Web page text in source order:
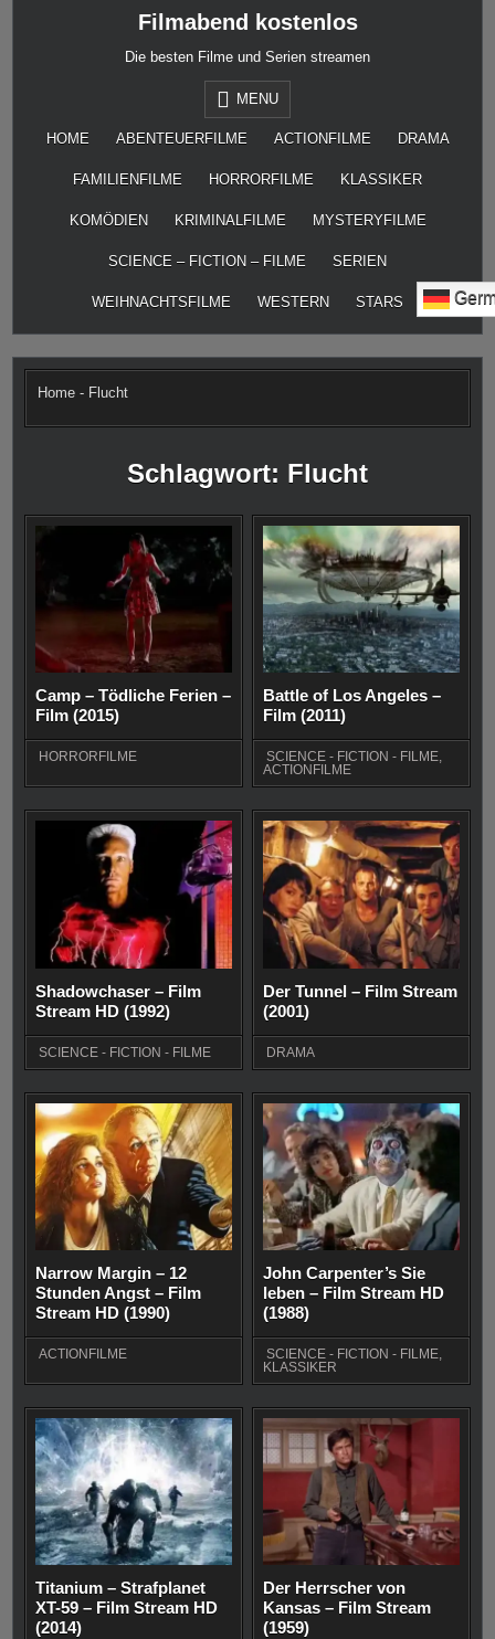
Filmabend kostenlos
Die besten Filme und Serien streamen
MENU
HOME ABENTEUERFILME ACTIONFILME DRAMA
FAMILIENFILME HORRORFILME KLASSIKER
KOMÖDIEN KRIMINALFILME MYSTERYFILME
SCIENCE – FICTION – FILME SERIEN
WEIHNACHTSFILME WESTERN STARS
Home - Flucht
Schlagwort: Flucht
Camp – Tödliche Ferien –
Film (2015)
HORRORFILME
Battle of Los Angeles –
Film (2011)
SCIENCE - FICTION - FILME,
ACTIONFILME
Shadowchaser – Film
Stream HD (1992)
SCIENCE - FICTION - FILME
Der Tunnel – Film Stream
(2001)
DRAMA
Narrow Margin – 12
Stunden Angst – Film
Stream HD (1990)
ACTIONFILME
John Carpenter’s Sie
leben – Film Stream HD
(1988)
SCIENCE - FICTION - FILME,
KLASSIKER
Titanium – Strafplanet
XT-59 – Film Stream HD
(2014)
Der Herrscher von
Kansas – Film Stream
(1959)